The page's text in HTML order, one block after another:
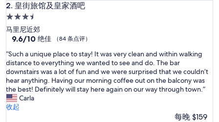
2. 皇街旅馆及皇家酒吧
皇街旅馆及皇家酒吧
3.5
星
住
宿
马里尼近郊
9.6
总
分
10，
绝
佳，
（84
条
9.6/10 绝佳 （84 条点评）
“
S
u
c
h
a
u
“Such a unique place to stay! It was very clean and within walking
distance to everything we wanted to see and do. The bar
downstairs was a lot of fun and we were surprised that we couldn’t
hear anything. Having our morning coffee out on the balcony was
the best! Definitely will stay here again on our way through town.”
Carla
收起
每晚 $159